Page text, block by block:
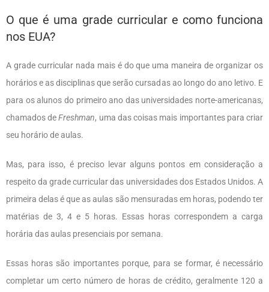
O que é uma grade curricular e como funciona
nos EUA?
A grade curricular nada mais é do que uma maneira de organizar os
horários e as disciplinas que serão cursadas ao longo do ano letivo. E
para os alunos do primeiro ano das universidades norte-americanas,
chamados deFreshman, uma das coisas mais importantes para criar
seu horário de aulas.
Mas, para isso, é preciso levar alguns pontos em consideração a
respeito da grade curricular das universidades dos Estados Unidos. A
primeira delas é que as aulas são mensuradas em horas, podendo ter
matérias de 3, 4 e 5 horas. Essas horas correspondem a carga
horária das aulas presenciais por semana.
Essas horas são importantes porque, para se formar, é necessário
completar um certo número de horas de crédito, geralmente 120 a